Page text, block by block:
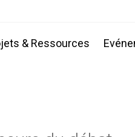
& Ressources